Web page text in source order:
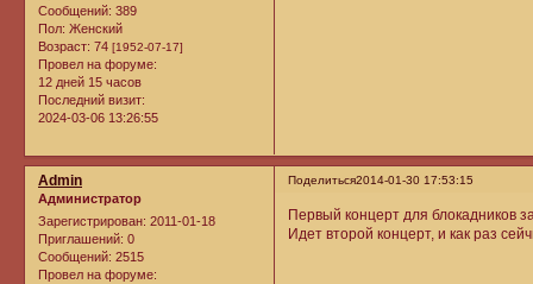
Сообщений: 389
Пол: Женский
Возраст: 74 [1952-07-17]
Провел на форуме:
12 дней 15 часов
Последний визит:
2024-03-06 13:26:55
Поделиться2014-01-30 17:53:15
Admin
Администратор
Зарегистрирован: 2011-01-18
Приглашений: 0
Сообщений: 2515
Провел на форуме:
Первый концерт для блокадников
Идет второй концерт, и как раз